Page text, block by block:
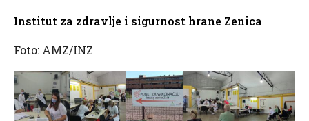
Institut za zdravlje i sigurnost hrane Zenica
Foto: AMZ/INZ